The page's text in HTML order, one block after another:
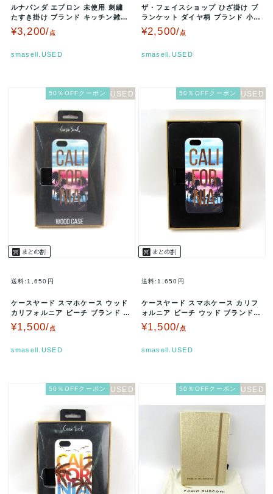
ルナパンダ エプロン 未使用 刺繍
たすき掛け ブランド キッチン雑貨
レディース ピンク Luna…
¥3,200/点
smasell.USED
ザ・フェイスショップ ひざ掛け ブ
ランケット ダイヤ柄 ブランド 小物
レディース ベージュ THE…
¥2,500/点
smasell.USED
50％OFFクーポン
送料:1,650円
ケースヤード スマホケース ウッド
カリフォルニア ビーチ ブランド 雑
貨 レディース マルチカラー…
¥1,500/点
smasell.USED
50％OFFクーポン
送料:1,650円
ケースヤード スマホケース カリフ
ォルニア ビーチ ウッド ブランド
雑貨 箱難有 レディース マル…
¥1,500/点
smasell.USED
50％OFFクーポン 50％OFFクーポン